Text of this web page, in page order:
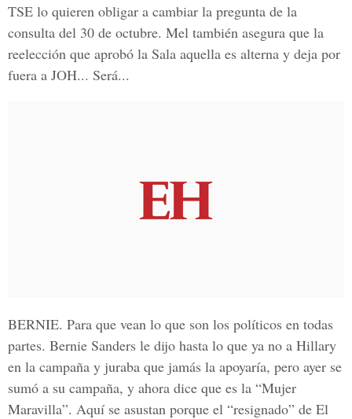
TSE lo quieren obligar a cambiar la pregunta de la
consulta del 30 de octubre. Mel también asegura que la
reelección que aprobó la Sala aquella es alterna y deja por
fuera a JOH... Será...
BERNIE. Para que vean lo que son los políticos en todas
partes. Bernie Sanders le dijo hasta lo que ya no a Hillary
en la campaña y juraba que jamás la apoyaría, pero ayer se
sumó a su campaña, y ahora dice que es la “Mujer
Maravilla”. Aquí se asustan porque el “resignado” de El